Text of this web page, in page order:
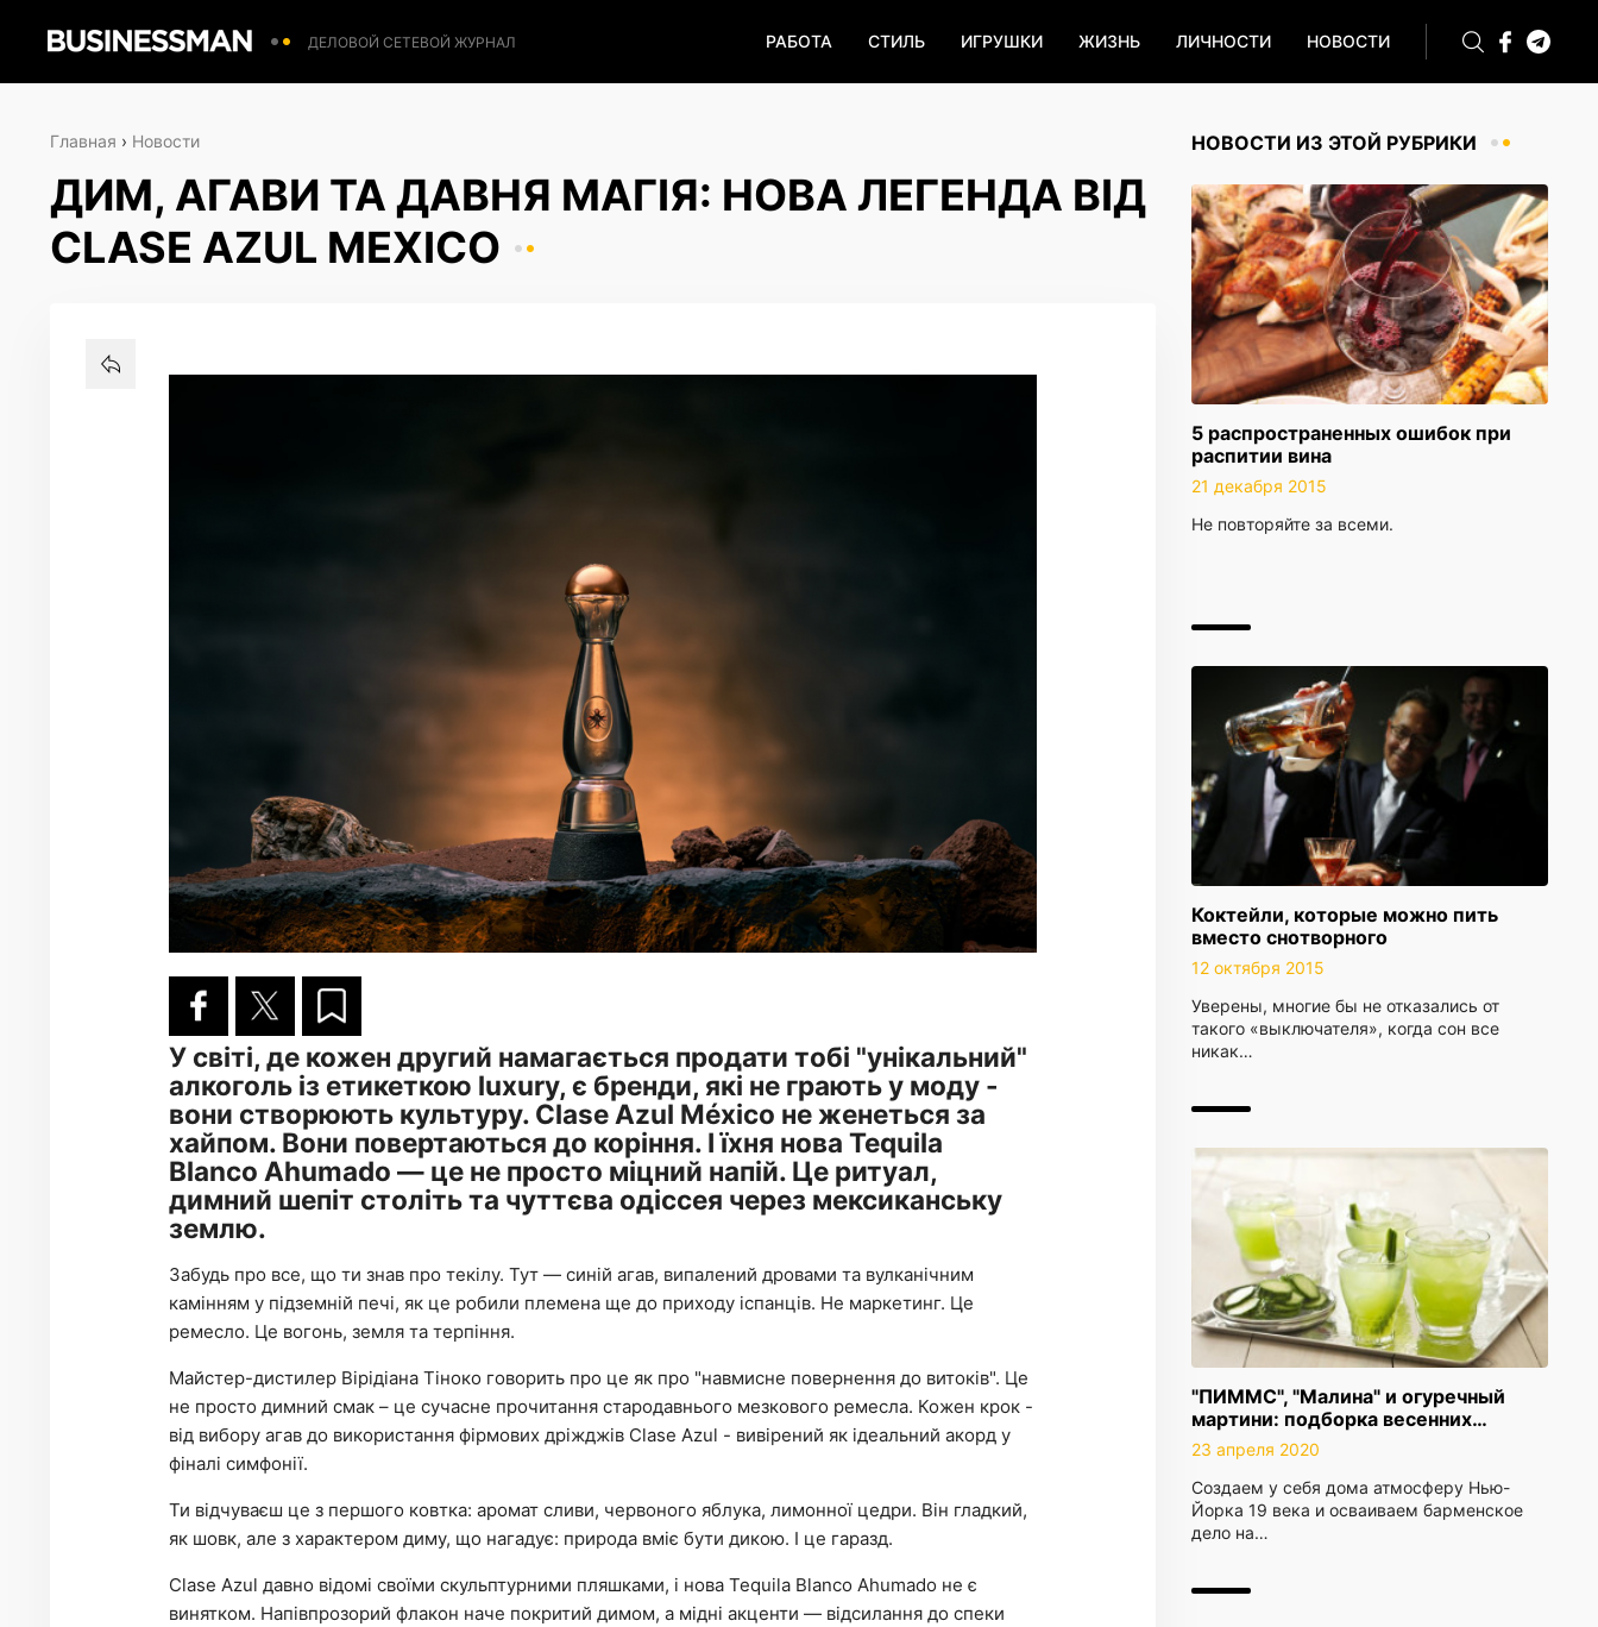
ДЕЛОВОЙ СЕТЕВОЙ ЖУРНАЛ РАБОТА СТИЛЬ ИГРУШКИ ЖИЗНЬ ЛИЧНОСТИ НОВОСТИ
НОВОСТИ ИЗ ЭТОЙ РУБРИКИ
5 распространенных ошибок при
распитии вина
21 декабря 2015
Не повторяйте за всеми.
Коктейли, которые можно пить
вместо снотворного
12 октября 2015
Уверены, многие бы не отказались от
такого «выключателя», когда сон все
никак…
"ПИММС", "Малина" и огуречный
мартини: подборка весенних…
23 апреля 2020
Создаем у себя дома атмосферу Нью-
Йорка 19 века и осваиваем барменское
дело на…
Главная › Новости
ДИМ, АГАВИ ТА ДАВНЯ МАГІЯ: НОВА ЛЕГЕНДА ВІД
CLASE AZUL MEXICO
У світі, де кожен другий намагається продати тобі "унікальний"
алкоголь із етикеткою luxury, є бренди, які не грають у моду -
вони створюють культуру. Clase Azul México не женеться за
хайпом. Вони повертаються до коріння. І їхня нова Tequila
Blanco Ahumado — це не просто міцний напій. Це ритуал,
димний шепіт століть та чуттєва одіссея через мексиканську
землю.
Забудь про все, що ти знав про текілу. Тут — синій агав, випалений дровами та вулканічним
камінням у підземній печі, як це робили племена ще до приходу іспанців. Не маркетинг. Це
ремесло. Це вогонь, земля та терпіння.
Майстер-дистилер Вірідіана Тіноко говорить про це як про "навмисне повернення до витоків". Це
не просто димний смак – це сучасне прочитання стародавнього мезкового ремесла. Кожен крок -
від вибору агав до використання фірмових дріжджів Clase Azul - вивірений як ідеальний акорд у
фіналі симфонії.
Ти відчуваєш це з першого ковтка: аромат сливи, червоного яблука, лимонної цедри. Він гладкий,
як шовк, але з характером диму, що нагадує: природа вміє бути дикою. І це гаразд.
Clase Azul давно відомі своїми скульптурними пляшками, і нова Tequila Blanco Ahumado не є
винятком. Напівпрозорий флакон наче покритий димом, а мідні акценти — відсилання до спеки